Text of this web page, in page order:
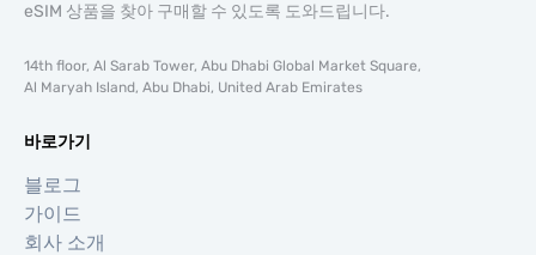
eSIM 상품을 찾아 구매할 수 있도록 도와드립니다.
14th floor, Al Sarab Tower, Abu Dhabi Global Market Square,
Al Maryah Island, Abu Dhabi, United Arab Emirates
바로가기
블로그
가이드
회사 소개